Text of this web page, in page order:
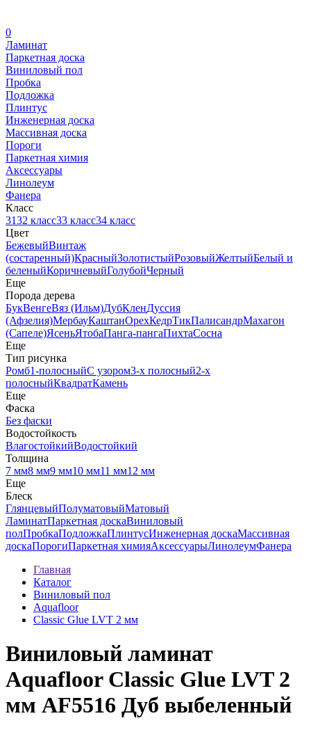
0
Ламинат
Паркетная доска
Виниловый пол
Пробка
Подложка
Плинтус
Инженерная доска
Массивная доска
Пороги
Паркетная химия
Аксессуары
Линолеум
Фанера
Класс
3132 класс33 класс34 класс
Цвет
БежевыйВинтаж
(состаренный)КрасныйЗолотистыйРозовыйЖелтыйБелый и
беленыйКоричневыйГолубойЧерный
Еще
Порода дерева
БукВенгеВяз (Ильм)ДубКленДуссия
(Афзелия)МербауКаштанОрехКедрТикПалисандрМахагон
(Сапеле)ЯсеньЯтобаПанга-пангаПихтаСосна
Еще
Тип рисунка
Ромб1-полосныйС узором3-х полосный2-х
полосныйКвадратКамень
Еще
Фаска
Без фаски
Водостойкость
ВлагостойкийВодостойкий
Толщина
7 мм8 мм9 мм10 мм11 мм12 мм
Еще
Блеск
ГлянцевыйПолуматовыйМатовый
ЛаминатПаркетная доскаВиниловый
полПробкаПодложкаПлинтусИнженерная доскаМассивная
доскаПорогиПаркетная химияАксессуарыЛинолеумФанера
Главная
Каталог
Виниловый пол
Aquafloor
Classic Glue LVT 2 мм
Виниловый ламинат
Aquafloor Classic Glue LVT 2
мм AF5516 Дуб выбеленный